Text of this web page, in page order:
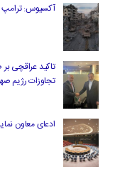
آکسیوس: ترامپ به
تاکید عراقچی
تجاوزات رژیم
ادعای معاون